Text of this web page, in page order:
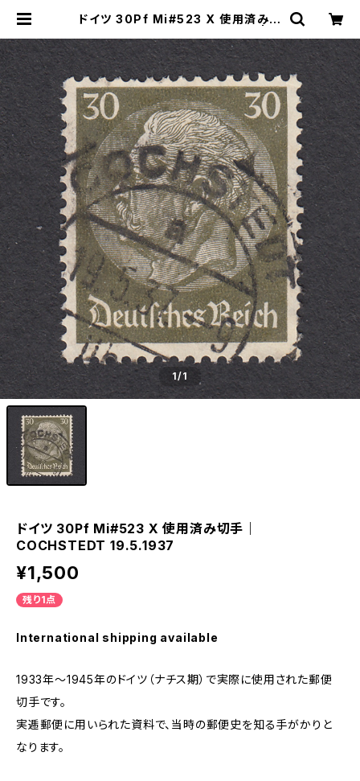
ドイツ 30Pf Mi#523 X 使用済み切
ングスタンプのネットショップ | You
ng Stamp
1/1
ドイツ 30Pf Mi#523 X 使用済み切手｜
COCHSTEDT 19.5.1937
¥1,500
残り1点
International shipping available
1933年～1945年のドイツ（ナチス期）で実際に使用された郵便
切手です。
実逓郵便に用いられた資料で、当時の郵便史を知る手がかりと
なります。